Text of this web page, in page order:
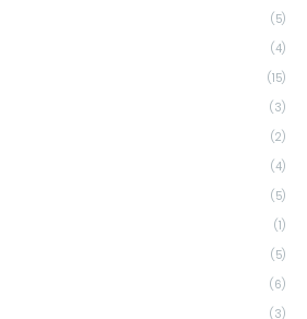
(5)
(4)
(15)
(3)
(2)
(4)
(5)
(1)
(5)
(6)
(3)